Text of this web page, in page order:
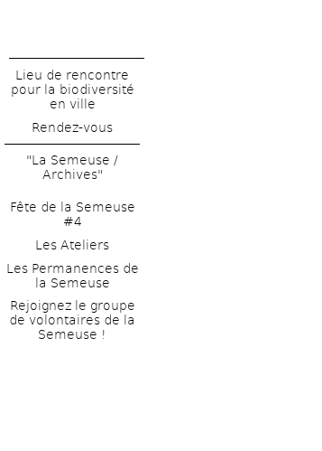
Lieu de rencontre
pour la biodiversité
en ville
Rendez-vous
"La Semeuse /
Archives"
Fête de la Semeuse
#4
Les Ateliers
Les Permanences de
la Semeuse
Rejoignez le groupe
de volontaires de la
Semeuse !